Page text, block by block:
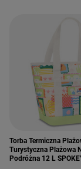
Torba Termiczna
Turystyczna Plażowa
Podróżna 12 L